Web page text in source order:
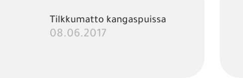
Tilkkumatto kangaspuissa
08.06.2017